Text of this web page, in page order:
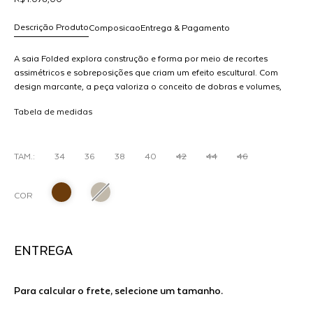
Composicao
Descrição Produto Entrega & Pagamento
A saia Folded explora construção e forma por meio de recortes
assimétricos e sobreposições que criam um efeito escultural. Com
design marcante, a peça valoriza o conceito de dobras e volumes,
cintura estruturada equilibra a complexidade do design, enquanto as
um destaque em qualquer composição.Ideal para produções
inovação e identidade em uma peça de forte presença estética.
Tabela de medidas
TAM.: 34 36 38 40 42 44 46
COR
ENTREGA
Para calcular o frete, selecione um tamanho.